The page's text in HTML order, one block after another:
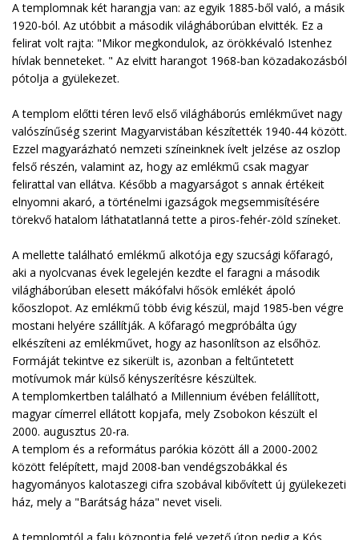
A templomnak két harangja van: az egyik 1885-ből való, a másik
1920-ból. Az utóbbit a második világháborúban elvitték. Ez a
felirat volt rajta: "Mikor megkondulok, az örökkévaló Istenhez
hívlak benneteket. " Az elvitt harangot 1968-ban közadakozásból
pótolja a gyülekezet.
A templom előtti téren levő első világháborús emlékművet nagy
valószínűség szerint Magyarvistában készítették 1940-44 között.
Ezzel magyarázható nemzeti színeinknek ívelt jelzése az oszlop
felső részén, valamint az, hogy az emlékmű csak magyar
felirattal van ellátva. Később a magyarságot s annak értékeit
elnyomni akaró, a történelmi igazságok megsemmisítésére
törekvő hatalom láthatatlanná tette a piros-fehér-zöld színeket.
A mellette található emlékmű alkotója egy szucsági kőfaragó,
aki a nyolcvanas évek legelején kezdte el faragni a második
világháborúban elesett mákófalvi hősök emlékét ápoló
kőoszlopot. Az emlékmű több évig készül, majd 1985-ben végre
mostani helyére szállítják. A kőfaragó megpróbálta úgy
elkészíteni az emlékművet, hogy az hasonlítson az elsőhöz.
Formáját tekintve ez sikerült is, azonban a feltűntetett
motívumok már külső kényszerítésre készültek.
A templomkertben található a Millennium évében felállított,
magyar címerrel ellátott kopjafa, mely Zsobokon készült el
2000. augusztus 20-ra.
A templom és a református parókia között áll a 2000-2002
között felépített, majd 2008-ban vendégszobákkal és
hagyományos kalotaszegi cifra szobával kibővített új gyülekezeti
ház, mely a "Barátság háza" nevet viseli.